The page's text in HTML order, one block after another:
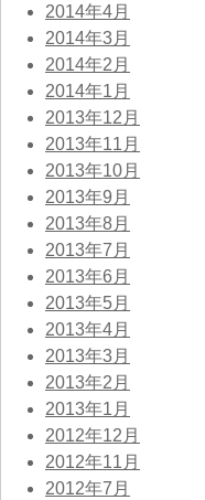
2014年4月
2014年3月
2014年2月
2014年1月
2013年12月
2013年11月
2013年10月
2013年9月
2013年8月
2013年7月
2013年6月
2013年5月
2013年4月
2013年3月
2013年2月
2013年1月
2012年12月
2012年11月
2012年7月